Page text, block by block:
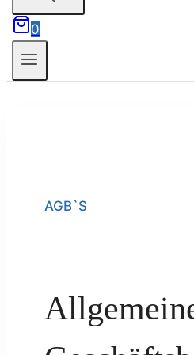
0
AGB`S